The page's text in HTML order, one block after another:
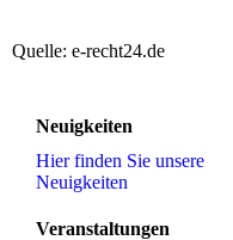
Quelle: e-recht24.de
Neuigkeiten
Hier finden Sie unsere
Neuigkeiten
Veranstaltungen